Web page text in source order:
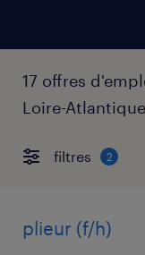
17 offres
Loire-Atlantique
filtres 2
plieur (f/h)